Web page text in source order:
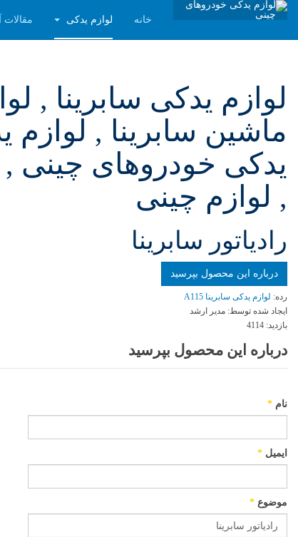
خانه لوازم یدکی
لوازم یدکی سابرینا ,
ماشین سابرینا , لوازم
یدکی خودروهای چینی ,
, لوازم چینی
رادياتور سابرينا
درباره این محصول بپرسید
رده: لوازم یدکی سابرینا A115
ایجاد شده توسط: مدیر ارشد
بازدید: 4114
درباره این محصول بپرسید
نام *
ایمیل *
موضوع *